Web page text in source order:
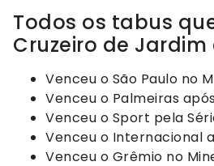
Todos os tabus
Cruzeiro de Jardim
Venceu o São Paulo no
Venceu o Palmeiras
Venceu o Sport pela
Venceu o Internacional
Venceu o Grêmio no